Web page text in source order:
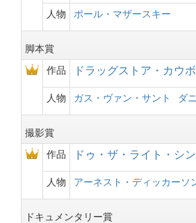
人物 ポール・マザースキー
脚本賞
作品
ドラッグストア・カウ
人物 ガス・ヴァン・サント ダ
撮影賞
作品
ドゥ・ザ・ライト・シ
人物 アーネスト・ディッカーソ
ドキュメンタリー賞